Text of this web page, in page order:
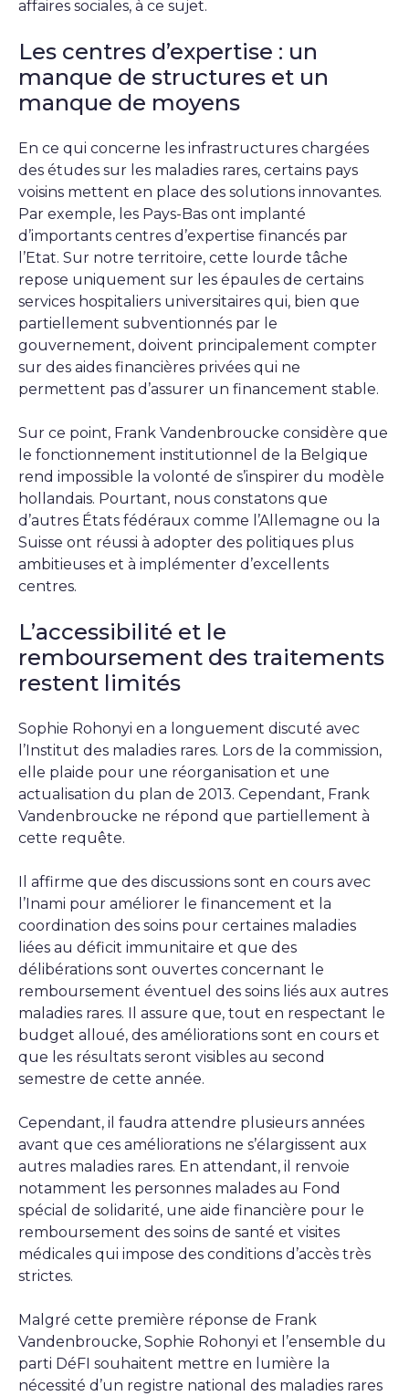
affaires sociales, à ce sujet.
Les centres d’expertise : un
manque de structures et un
manque de moyens
En ce qui concerne les infrastructures chargées
des études sur les maladies rares, certains pays
voisins mettent en place des solutions innovantes.
Par exemple, les Pays-Bas ont implanté
d’importants centres d’expertise financés par
l’Etat. Sur notre territoire, cette lourde tâche
repose uniquement sur les épaules de certains
services hospitaliers universitaires qui, bien que
partiellement subventionnés par le
gouvernement, doivent principalement compter
sur des aides financières privées qui ne
permettent pas d’assurer un financement stable.
Sur ce point, Frank Vandenbroucke considère que
le fonctionnement institutionnel de la Belgique
rend impossible la volonté de s’inspirer du modèle
hollandais. Pourtant, nous constatons que
d’autres États fédéraux comme l’Allemagne ou la
Suisse ont réussi à adopter des politiques plus
ambitieuses et à implémenter d’excellents
centres.
L’accessibilité et le
remboursement des traitements
restent limités
Sophie Rohonyi en a longuement discuté avec
l’Institut des maladies rares. Lors de la commission,
elle plaide pour une réorganisation et une
actualisation du plan de 2013. Cependant, Frank
Vandenbroucke ne répond que partiellement à
cette requête.
Il affirme que des discussions sont en cours avec
l’Inami pour améliorer le financement et la
coordination des soins pour certaines maladies
liées au déficit immunitaire et que des
délibérations sont ouvertes concernant le
remboursement éventuel des soins liés aux autres
maladies rares. Il assure que, tout en respectant le
budget alloué, des améliorations sont en cours et
que les résultats seront visibles au second
semestre de cette année.
Cependant, il faudra attendre plusieurs années
avant que ces améliorations ne s’élargissent aux
autres maladies rares. En attendant, il renvoie
notamment les personnes malades au Fond
spécial de solidarité, une aide financière pour le
remboursement des soins de santé et visites
médicales qui impose des conditions d’accès très
strictes.
Malgré cette première réponse de Frank
Vandenbroucke, Sophie Rohonyi et l’ensemble du
parti DéFI souhaitent mettre en lumière la
nécessité d’un registre national des maladies rares